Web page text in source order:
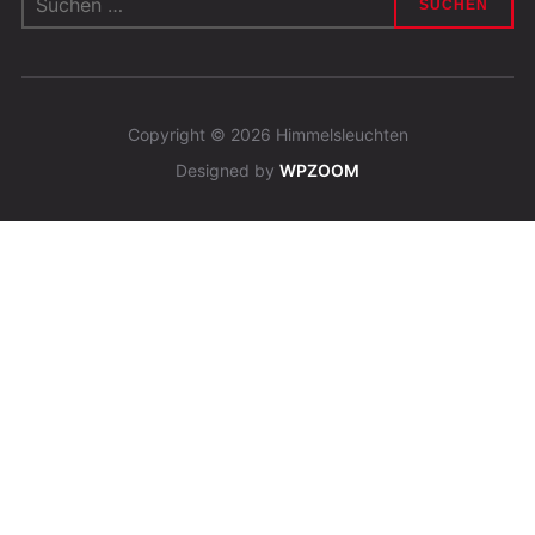
nach:
Copyright © 2026 Himmelsleuchten
Designed by WPZOOM